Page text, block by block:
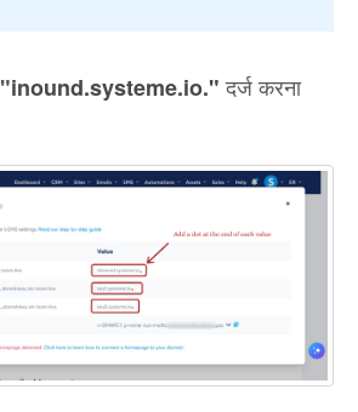
"inound.systeme.io."दर्ज करना